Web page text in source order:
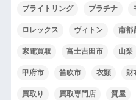
ブライトリング プラチナ
ロレックス ヴィトン 南都
家電買取 富士吉田市 山梨
甲府市 笛吹市 衣類 財
買取り 買取専門店 質屋